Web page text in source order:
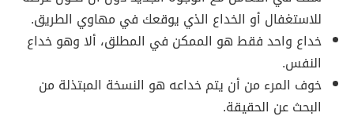
للاستغفال أو الخداع الذي يوقعك في مهاوي الطريق.
خداع واحد فقط هو الممكن في المطلق، ألا وهو خداع
النفس.
خوف المرء من أن يتم خداعه هو النسخة المبتذلة من
البحث عن الحقيقة.